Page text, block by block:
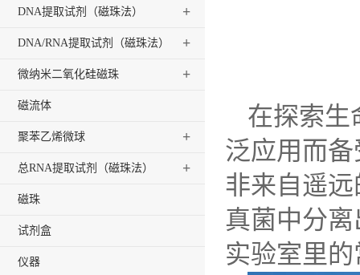
DNA提取试剂（磁珠法） +
DNA/RNA提取试剂（磁珠法） +
微纳米二氧化硅磁珠 +
磁流体
聚苯乙烯微球 +
总RNA提取试剂（磁珠法） +
磁珠
试剂盒
仪器
在探索生
泛应用而
非来自遥
真菌中分
实验室里